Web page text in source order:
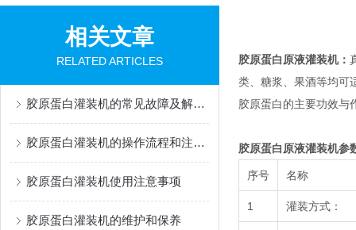
相关文章
RELATED ARTICLES
胶原蛋白灌装机的常见故障及解决办法有哪些？
胶原蛋白灌装机的操作流程和注意事项
胶原蛋白灌装机使用注意事项
胶原蛋白灌装机的维护和保养
胶原蛋白原液灌装机：
类、糖浆、果酒等均可
胶原蛋白的主要功效与
胶原蛋白原液灌装机参
序号 名称
1 灌装方式：